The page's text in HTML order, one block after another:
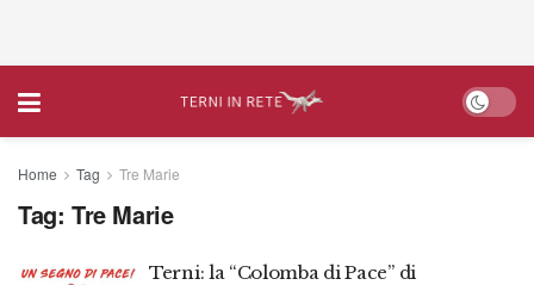
Home Tag Tre Marie
Tag: Tre Marie
Terni: la “Colomba di Pace” di